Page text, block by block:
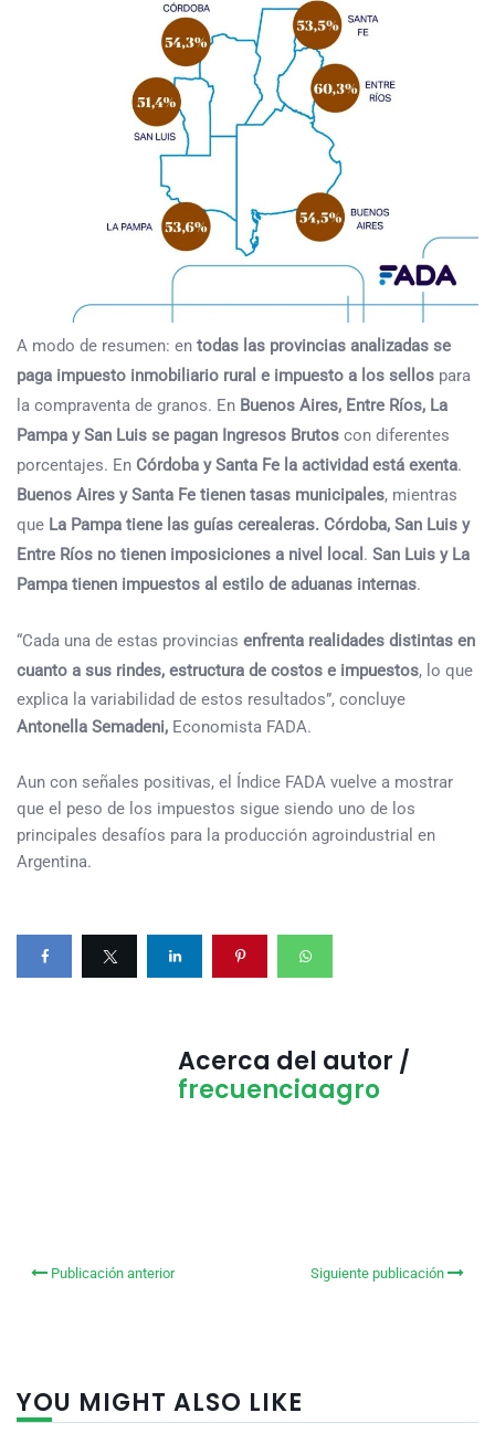
A modo de resumen: en todas las provincias analizadas se
paga impuesto inmobiliario rural e impuesto a los sellos para
la compraventa de granos. En Buenos Aires, Entre Ríos, La
Pampa y San Luis se pagan Ingresos Brutos con diferentes
porcentajes. En Córdoba y Santa Fe la actividad está exenta.
Buenos Aires y Santa Fe tienen tasas municipales, mientras
que La Pampa tiene las guías cerealeras. Córdoba, San Luis y
Entre Ríos no tienen imposiciones a nivel local . San Luis y La
Pampa tienen impuestos al estilo de aduanas internas.
“Cada una de estas provincias enfrenta realidades distintas en
cuanto a sus rindes, estructura de costos e impuestos, lo que
explica la variabilidad de estos resultados”, concluye
Antonella Semadeni, Economista FADA.
Aun con señales positivas, el Índice FADA vuelve a mostrar
que el peso de los impuestos sigue siendo uno de los
principales desafíos para la producción agroindustrial en
Argentina.
Acerca del autor /
frecuenciaagro
Publicación anterior Siguiente publicación
YOU MIGHT ALSO LIKE